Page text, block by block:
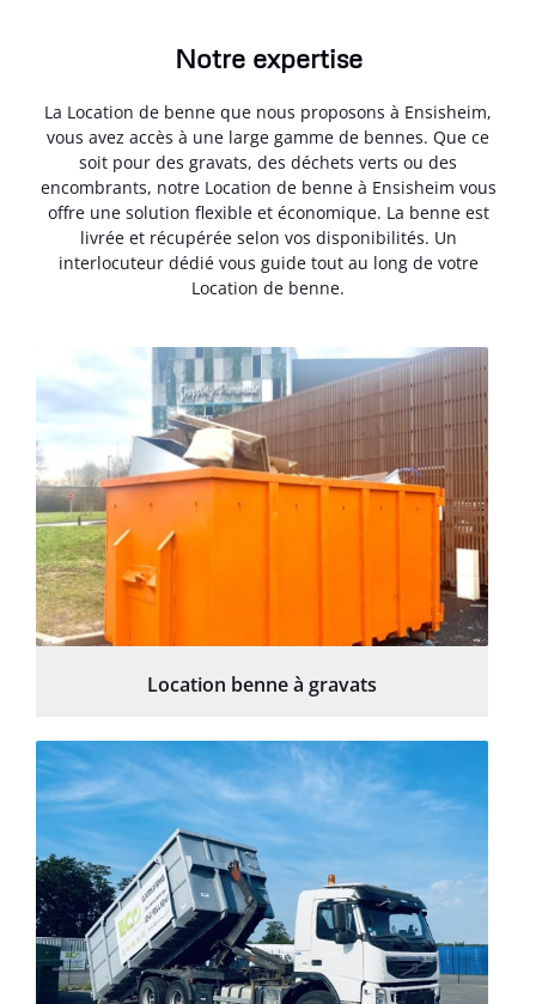
Notre expertise
La Location de benne que nous proposons à Ensisheim,
vous avez accès à une large gamme de bennes. Que ce
soit pour des gravats, des déchets verts ou des
encombrants, notre Location de benne à Ensisheim vous
offre une solution flexible et économique. La benne est
livrée et récupérée selon vos disponibilités. Un
interlocuteur dédié vous guide tout au long de votre
Location de benne.
Location benne à gravats